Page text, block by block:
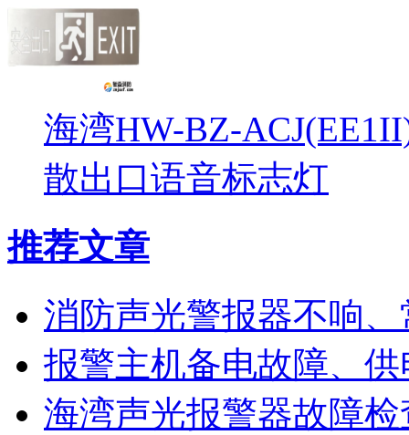
海湾HW-BZ-
散出口语音标志灯
推荐文章
消防声光警报器不响
报警主机备电故障、
海湾声光报警器故障